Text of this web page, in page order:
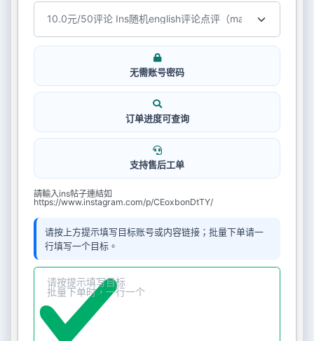
无需账号密码
订单进度可查询
支持售后工单
請輸入ins帖子連結如
https://www.instagram.com/p/CEoxbonDtTY/
请按上方提示填写目标账号或内容链接；批量下单请一
行填写一个目标。